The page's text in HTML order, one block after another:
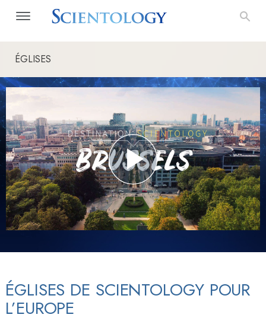
ÉGLISES
ÉGLISES DE SCIENTOLOGY POUR
L’EUROPE